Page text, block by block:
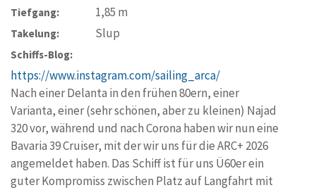
Tiefgang: 1,85 m
Takelung: Slup
Schiffs-Blog:
https://www.instagram.com/sailing_arca/
Nach einer Delanta in den frühen 80ern, einer
Varianta, einer (sehr schönen, aber zu kleinen) Najad
320 vor, während und nach Corona haben wir nun eine
Bavaria 39 Cruiser, mit der wir uns für die ARC+ 2026
angemeldet haben. Das Schiff ist für uns Ü60er ein
guter Kompromiss zwischen Platz auf Langfahrt mit